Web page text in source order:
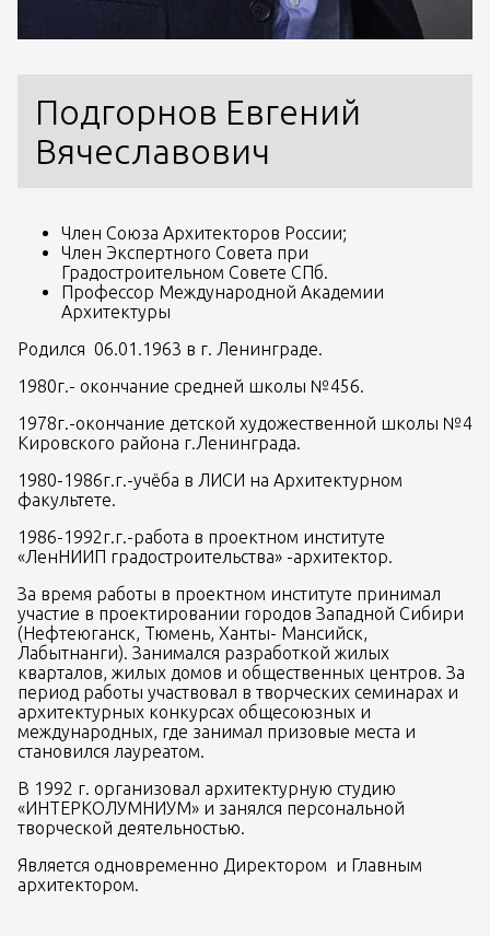
Подгорнов Евгений
Вячеславович
Член Союза Архитекторов России;
Член Экспертного Совета при
Градостроительном Совете СПб.
Профессор Международной Академии
Архитектуры
Родился  06.01.1963 в г. Ленинграде.
1980г.- окончание средней школы №456.
1978г.-окончание детской художественной школы №4
Кировского района г.Ленинграда.
1980-1986г.г.-учёба в ЛИСИ на Архитектурном
факультете.
1986-1992г.г.-работа в проектном институте
«ЛенНИИП градостроительства» -архитектор.
За время работы в проектном институте принимал
участие в проектировании городов Западной Сибири
(Нефтеюганск, Тюмень, Ханты- Мансийск,
Лабытнанги). Занимался разработкой жилых
кварталов, жилых домов и общественных центров. За
период работы участвовал в творческих семинарах и
архитектурных конкурсах общесоюзных и
международных, где занимал призовые места и
становился лауреатом.
В 1992 г. организовал архитектурную студию
«ИНТЕРКОЛУМНИУМ» и занялся персональной
творческой деятельностью.
Является одновременно Директором  и Главным
архитектором.